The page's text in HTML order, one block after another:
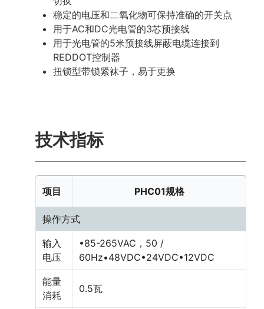
稳定的电压和二氧化物可保持准确的开关点
用于AC和DC光电管的3芯预接线
用于光电管的5米预接线屏蔽电缆连接到
REDDOT控制器
扭锁型带锁紧袜子，易于更换
技术指标
项目 PHC01规格
操作方式
输入
电压
•85-265VAC，50 /
60Hz•48VDC•24VDC•12VDC
能量
消耗
0.5瓦